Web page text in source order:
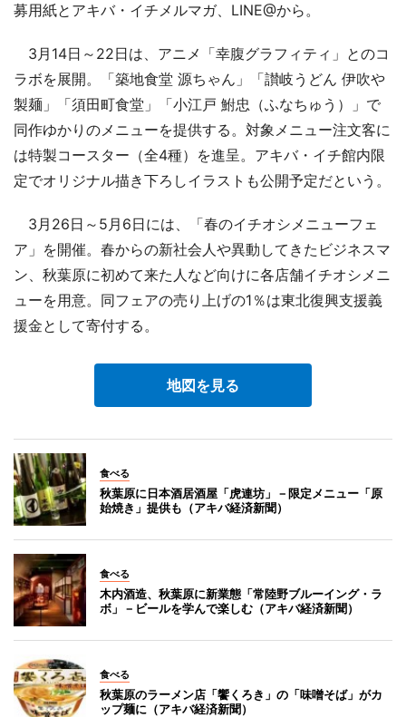
募用紙とアキバ・イチメルマガ、LINE@から。
3月14日～22日は、アニメ「幸腹グラフィティ」とのコ
ラボを展開。「築地食堂 源ちゃん」「讃岐うどん 伊吹や
製麺」「須田町食堂」「小江戸 鮒忠（ふなちゅう）」で
同作ゆかりのメニューを提供する。対象メニュー注文客に
は特製コースター（全4種）を進呈。アキバ・イチ館内限
定でオリジナル描き下ろしイラストも公開予定だという。
3月26日～5月6日には、「春のイチオシメニューフェ
ア」を開催。春からの新社会人や異動してきたビジネスマ
ン、秋葉原に初めて来た人など向けに各店舗イチオシメニ
ューを用意。同フェアの売り上げの1％は東北復興支援義
援金として寄付する。
地図を見る
食べる
秋葉原に日本酒居酒屋「虎連坊」－限定メニュー「原
始焼き」提供も（アキバ経済新聞）
食べる
木内酒造、秋葉原に新業態「常陸野ブルーイング・ラ
ボ」－ビールを学んで楽しむ（アキバ経済新聞）
食べる
秋葉原のラーメン店「饗くろき」の「味噌そば」がカ
ップ麺に（アキバ経済新聞）